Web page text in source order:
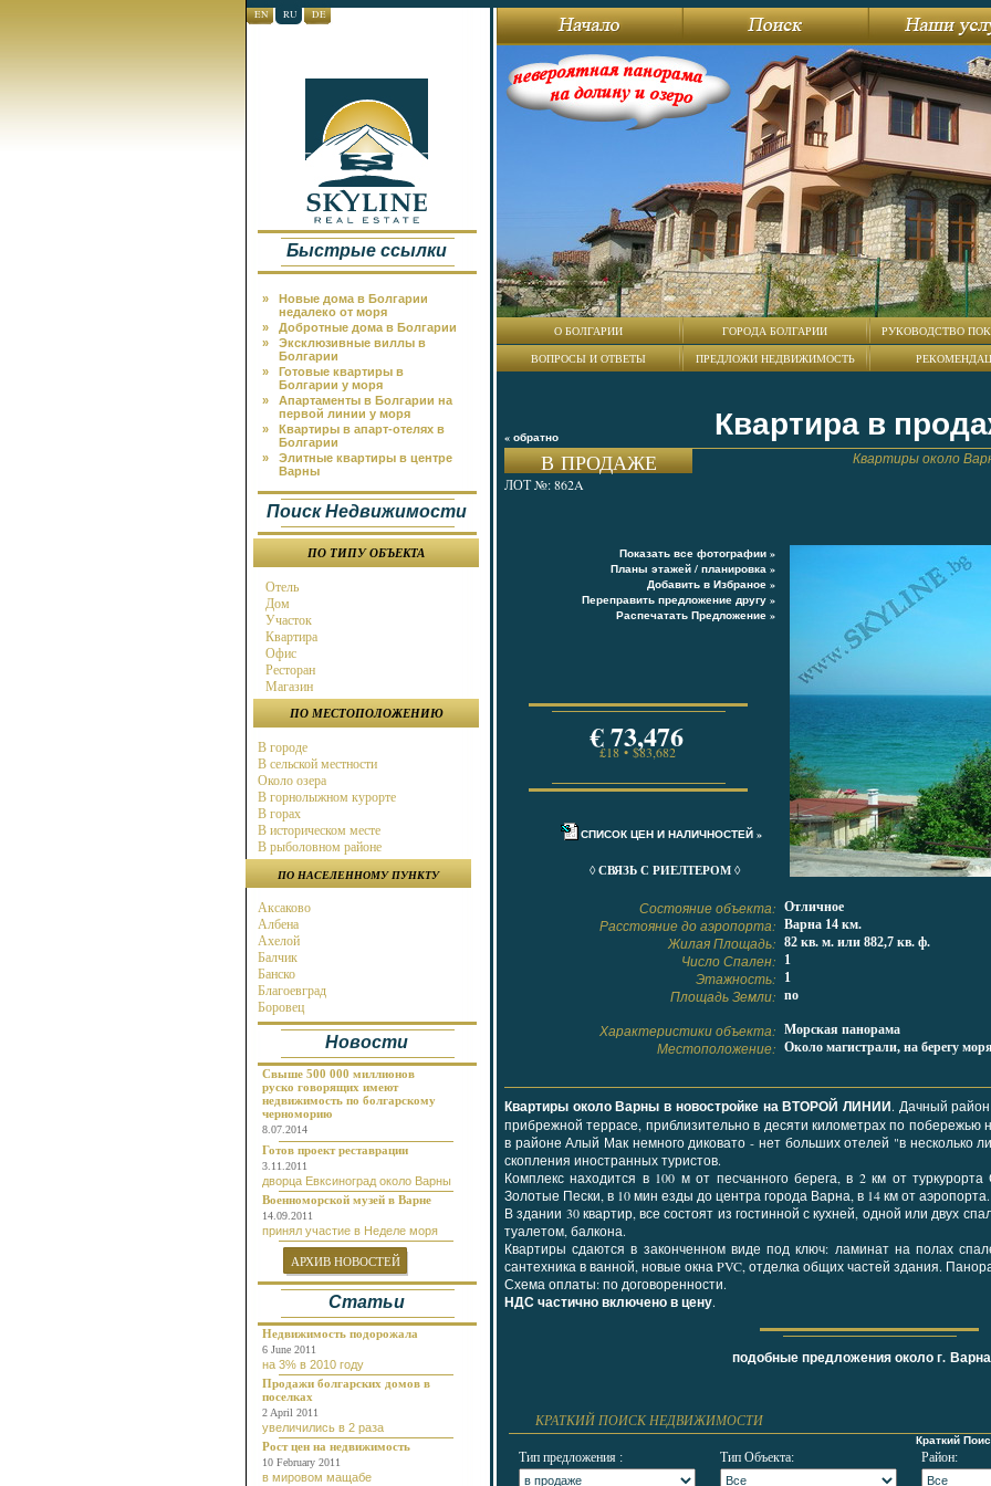
EN RU DE
Быстрые ссылки
»
Новые дома в Болгарии
недалеко от моря
»
Добротные дома в Болгарии
»
Эксклюзивные виллы в
Болгарии
»
Готовые квартиры в
Болгарии у моря
»
Апартаменты в Болгарии на
первой линии у моря
»
Квартиры в апарт-отелях в
Болгарии
»
Элитные квартиры в центре
Варны
Поиск Недвижимости
ПО ТИПУ ОБЪЕКТА
Отель
Дом
Участок
Квартира
Офис
Ресторан
Магазин
ПО МЕСТОПОЛОЖЕНИЮ
В городе
В сельской местности
Около озера
В горнолыжном курорте
В горах
В историческом месте
В рыболовном районе
В охотничьем районе
Около города
Около горнолыжного курорта
В бальнео районе
В районе гольф поля
Около магистрали
на берегу моря
Около реки
ПО НАСЕЛЕННОМУ ПУНКТУ
Аксаково
Албена
Ахелой
Балчик
Банско
Благоевград
Боровец
Бургас
Варна
Велико Тырново
Волчий Дол
Габрово
Генерал Тошево
Добрич
Долгопол
Долна Баня
Долни Чифлик
Дуранкулак
Елена
Елените
Золотые Пески
Каварна
Камчия
Кошарица
Кранево
Лозенец
Несебр
Нови Пазар
Обзор
Пампорово
Плевен
Поморие
Приморско
Новости
Свыше 500 000 миллионов
руско говорящих имеют
недвижимость по болгарскому
черноморию
8.07.2014
Готов проект реставрации
3.11.2011
дворца Евксиноград около Варны
Военноморской музей в Варне
14.09.2011
принял участие в Неделе моря
АРХИВ НОВОСТЕЙ
Статьи
Недвижимость подорожала
6 June 2011
на 3% в 2010 году
Продажи болгарских домов в
поселках
2 April 2011
увеличились в 2 раза
Рост цен на недвижимость
10 February 2011
в мировом мащабе
О БОЛГАРИИ ГОРОДА БОЛГАРИИ
РУКОВОДСТВО
ВОПРОСЫ И ОТВЕТЫ
ПРЕДЛОЖИ НЕДВИЖИМОСТЬ
« обратно Квартира в
В ПРОДАЖЕ
ЛОТ №: 862A
Квартиры около
Показать все фотографии »
Планы этажей / планировка »
Добавить в Избраное »
Переправить предложение другу »
Распечатать Предложение »
€ 73,476
£18 • $83,682
СПИСОК ЦЕН И НАЛИЧНОСТЕЙ »
◊ СВЯЗЬ С РИЕЛТЕРОМ ◊
Состояние объекта: Отличное
Расстояние до аэропорта: Варна 14 км.
Жилая Площадь: 82 кв. м. или 882,7 кв. ф.
Число Спален: 1
Этажность: 1
Площадь Земли: no
Характеристики объекта: Морская панорама
Местоположение: Около магистрали, на берегу
Квартиры около Варны в новостройке на ВТОРОЙ ЛИНИИ. Дачный
прибрежной террасе, приблизительно в десяти километрах по
в районе Алый Мак немного диковато - нет больших отелей "в несколько
скопления иностранных туристов.
Комплекс находится в 100 м от песчанного берега, в 2 км от
Золотые Пески, в 10 мин езды до центра города Варна, в 14 км от
В здании 30 квартир, все состоят из гостинной с кухней, одной или двух
туалетом, балкона.
Квартиры сдаются в законченном виде под ключ: ламинат на полах
сантехника в ванной, новые окна PVC, отделка общих частей здания.
Схема оплаты: по договоренности.
НДС частично включено в цену.
подобные предложенияоколо г.
КРАТКИЙ ПОИСК НЕДВИЖИМОСТИ
Краткий
Тип предложения :
Тип Объекта: Район: